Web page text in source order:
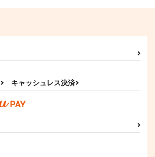
キャッシュレス決済